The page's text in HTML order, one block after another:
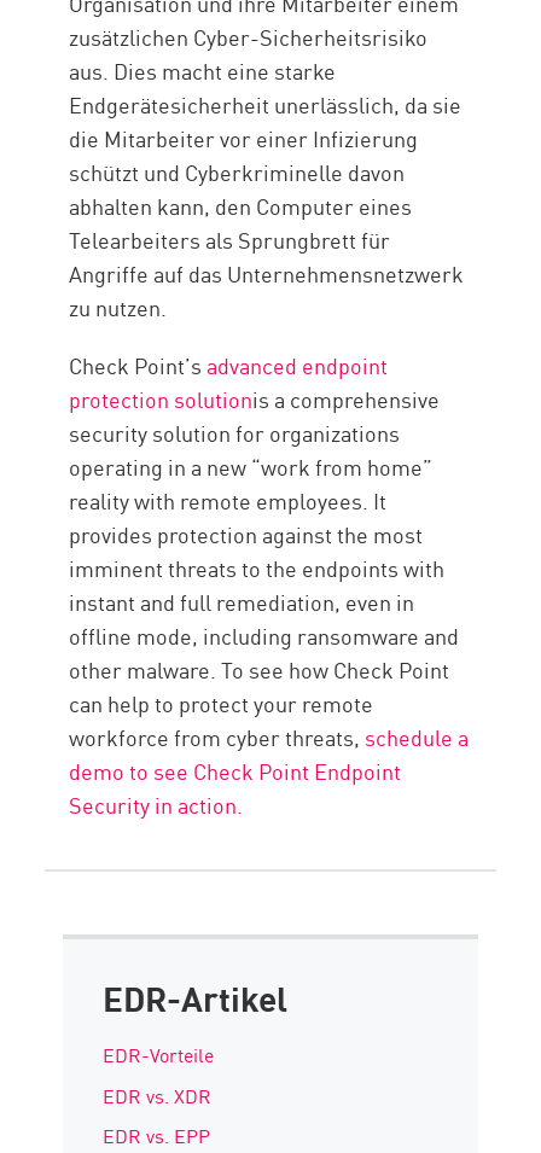
zusätzlichen Cyber-Sicherheitsrisiko
aus. Dies macht eine starke
Endgerätesicherheit unerlässlich, da sie
die Mitarbeiter vor einer Infizierung
schützt und Cyberkriminelle davon
abhalten kann, den Computer eines
Telearbeiters als Sprungbrett für
Angriffe auf das Unternehmensnetzwerk
zu nutzen.
Check Point’s advanced endpoint
protection solutionis a comprehensive
security solution for organizations
operating in a new “work from home”
reality with remote employees. It
provides protection against the most
imminent threats to the endpoints with
instant and full remediation, even in
offline mode, including ransomware and
other malware. To see how Check Point
can help to protect your remote
workforce from cyber threats, schedule a
demo to see Check Point Endpoint
Security in action.
EDR-Artikel
EDR-Vorteile
EDR vs. XDR
EDR vs. EPP